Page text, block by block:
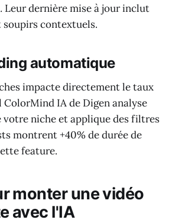
Leur dernière mise à jour inclut
soupirs contextuels.
automatique
impacte directement le taux
IA de Digen analyse
votre niche et applique des filtres
montrent +40% de durée de
feature.
monter une vidéo
avec l'IA